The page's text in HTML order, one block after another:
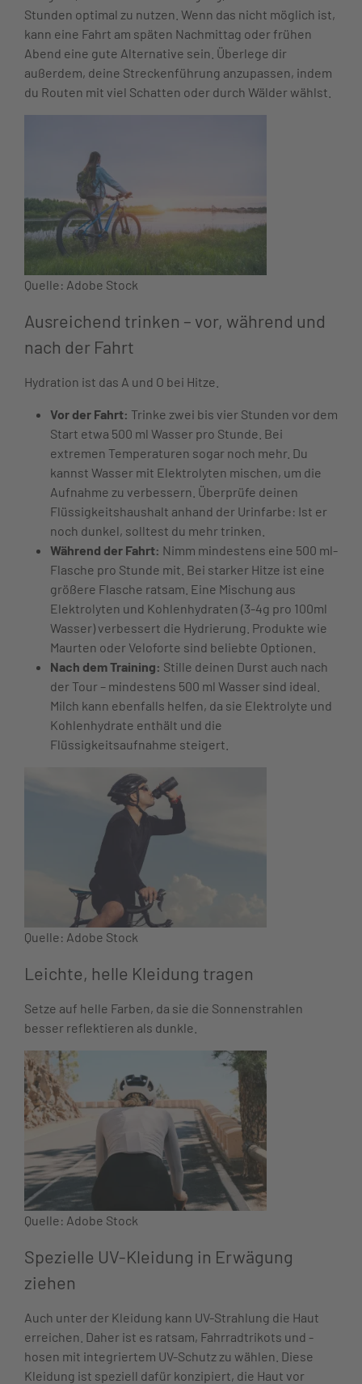
Stunden optimal zu nutzen. Wenn das nicht möglich ist,
kann eine Fahrt am späten Nachmittag oder frühen
Abend eine gute Alternative sein. Überlege dir
außerdem, deine Streckenführung anzupassen, indem
du Routen mit viel Schatten oder durch Wälder wählst.
Quelle: Adobe Stock
Ausreichend trinken – vor, während und
nach der Fahrt
Hydration ist das A und O bei Hitze.
Vor der Fahrt: Trinke zwei bis vier Stunden vor dem
Start etwa 500 ml Wasser pro Stunde. Bei
extremen Temperaturen sogar noch mehr. Du
kannst Wasser mit Elektrolyten mischen, um die
Aufnahme zu verbessern. Überprüfe deinen
Flüssigkeitshaushalt anhand der Urinfarbe: Ist er
noch dunkel, solltest du mehr trinken.
Während der Fahrt: Nimm mindestens eine 500 ml-
Flasche pro Stunde mit. Bei starker Hitze ist eine
größere Flasche ratsam. Eine Mischung aus
Elektrolyten und Kohlenhydraten (3-4g pro 100ml
Wasser) verbessert die Hydrierung. Produkte wie
Maurten oder Veloforte sind beliebte Optionen.
Nach dem Training: Stille deinen Durst auch nach
der Tour – mindestens 500 ml Wasser sind ideal.
Milch kann ebenfalls helfen, da sie Elektrolyte und
Kohlenhydrate enthält und die
Flüssigkeitsaufnahme steigert.
Quelle: Adobe Stock
Leichte, helle Kleidung tragen
Setze auf helle Farben, da sie die Sonnenstrahlen
besser reflektieren als dunkle.
Quelle: Adobe Stock
Spezielle UV-Kleidung in Erwägung
ziehen
Auch unter der Kleidung kann UV-Strahlung die Haut
erreichen. Daher ist es ratsam, Fahrradtrikots und -
hosen mit integriertem UV-Schutz zu wählen. Diese
Kleidung ist speziell dafür konzipiert, die Haut vor